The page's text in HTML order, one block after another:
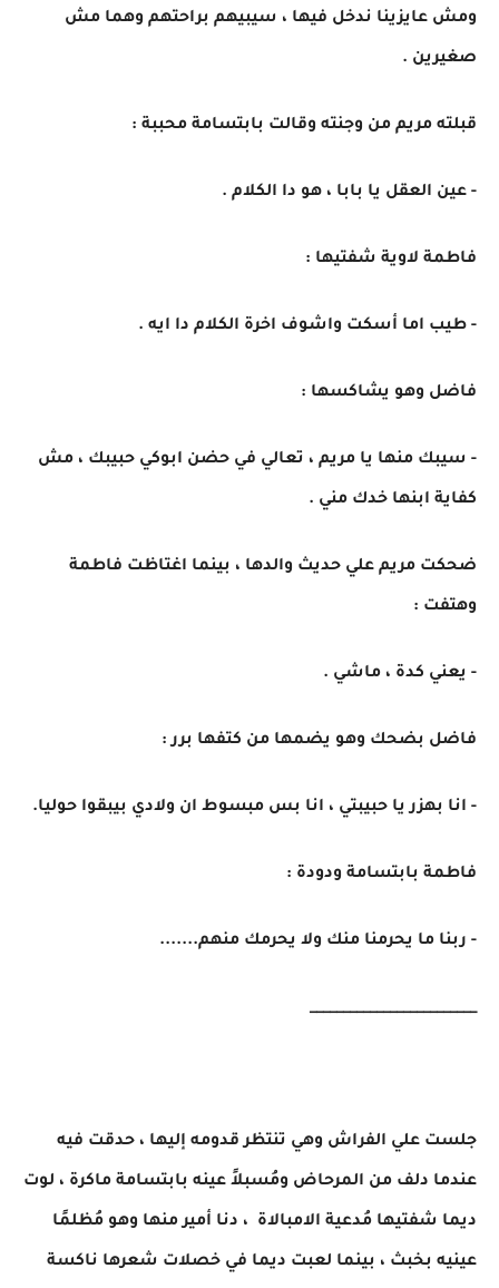
ومش عايزينا ندخل فيها ، سيبيهم براحتهم وهما مش
صغيرين .
قبلته مريم من وجنته وقالت بابتسامة محببة :
- عين العقل يا بابا ، هو دا الكلام .
فاطمة لاوية شفتيها :
- طيب اما أسكت واشوف اخرة الكلام دا ايه .
فاضل وهو يشاكسها :
- سيبك منها يا مريم ، تعالي في حضن ابوكي حبيبك ، مش
كفاية ابنها خدك مني .
ضحكت مريم علي حديث والدها ، بينما اغتاظت فاطمة
وهتفت :
- يعني كدة ، ماشي .
فاضل بضحك وهو يضمها من كتفها برر :
- انا بهزر يا حبيبتي ، انا بس مبسوط ان ولادي بيبقوا حوليا.
فاطمة بابتسامة ودودة :
- ربنا ما يحرمنا منك ولا يحرمك منهم.......
_________________________
جلست علي الفراش وهي تنتظر قدومه إليها ، حدقت فيه
عندما دلف من المرحاض ومُسبلاً عينه بابتسامة ماكرة ، لوت
ديما شفتيها مُدعية الامبالاة ، دنا أمير منها وهو مُظلمًا
عينيه بخبث ، بينما لعبت ديما في خصلات شعرها ناكسة